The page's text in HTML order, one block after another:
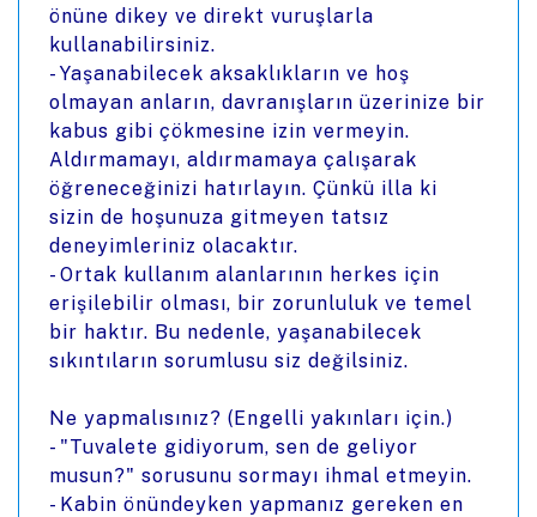
önüne dikey ve direkt vuruşlarla
kullanabilirsiniz.
- Yaşanabilecek aksaklıkların ve hoş
olmayan anların, davranışların üzerinize bir
kabus gibi çökmesine izin vermeyin.
Aldırmamayı, aldırmamaya çalışarak
öğreneceğinizi hatırlayın. Çünkü illa ki
sizin de hoşunuza gitmeyen tatsız
deneyimleriniz olacaktır.
- Ortak kullanım alanlarının herkes için
erişilebilir olması, bir zorunluluk ve temel
bir haktır. Bu nedenle, yaşanabilecek
sıkıntıların sorumlusu siz değilsiniz.
Ne yapmalısınız? (Engelli yakınları için.)
- "Tuvalete gidiyorum, sen de geliyor
musun?" sorusunu sormayı ihmal etmeyin.
- Kabin önündeyken yapmanız gereken en